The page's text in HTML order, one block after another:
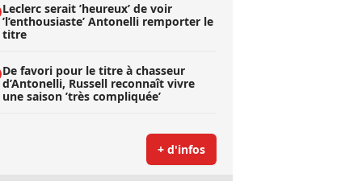
Leclerc serait ’heureux’ de voir
’l’enthousiaste’ Antonelli remporter le
titre
De favori pour le titre à chasseur
d’Antonelli, Russell reconnaît vivre
une saison ’très compliquée’
+ d'infos